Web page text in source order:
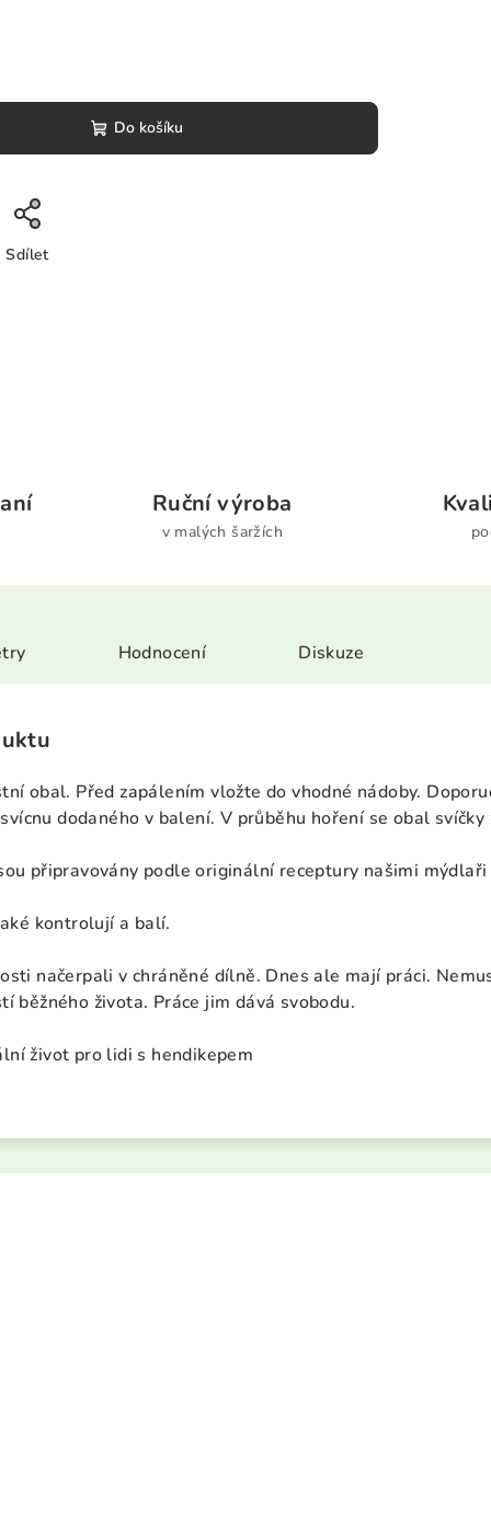
Do košíku
Sdílet
Ruční výroba
v malých šaržích
Hodnocení Diskuze
obal. Před zapálením vložte do vhodné nádoby.
dodaného v balení. V průběhu hoření se obal
připravovány podle originální receptury našimi
kontrolují a balí.
načerpali v chráněné dílně. Dnes ale mají práci.
běžného života. Práce jim dává svobodu.
život pro lidi s hendikepem